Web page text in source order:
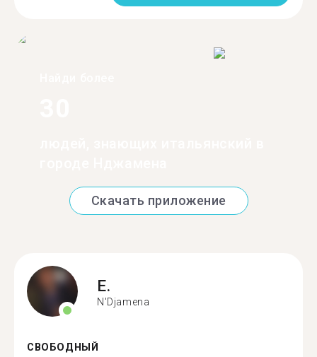
Скачать приложение
E.
N'Djamena
СВОБОДНЫЙ